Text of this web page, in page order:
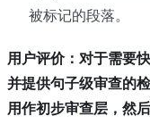
被标记的段落。
用户评价：对于需要
并提供句子级审查的
用作初步审查层，然